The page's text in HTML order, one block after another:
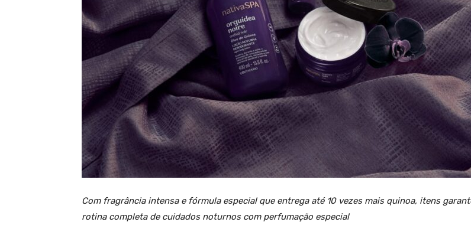
Com fragrância intensa e fórmula especial que entrega até 10 vezes mais quinoa, itens
rotina completa de cuidados noturnos com perfumação especial